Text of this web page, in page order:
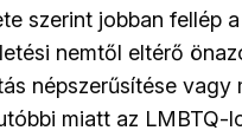
szerint jobban fellép
nemtől eltérő
népszerűsítése
miatt az LMBTQ-